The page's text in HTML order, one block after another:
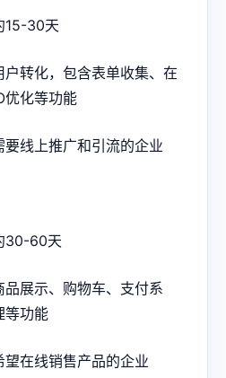
15-30天
户转化，包含表单收集、在
优化等功能
要线上推广和引流的企业
30-60天
品展示、购物车、支付系
等功能
望在线销售产品的企业